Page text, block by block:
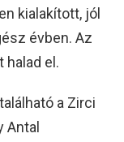
kialakított, jól
évben. Az
halad el.
a Zirci
Antal